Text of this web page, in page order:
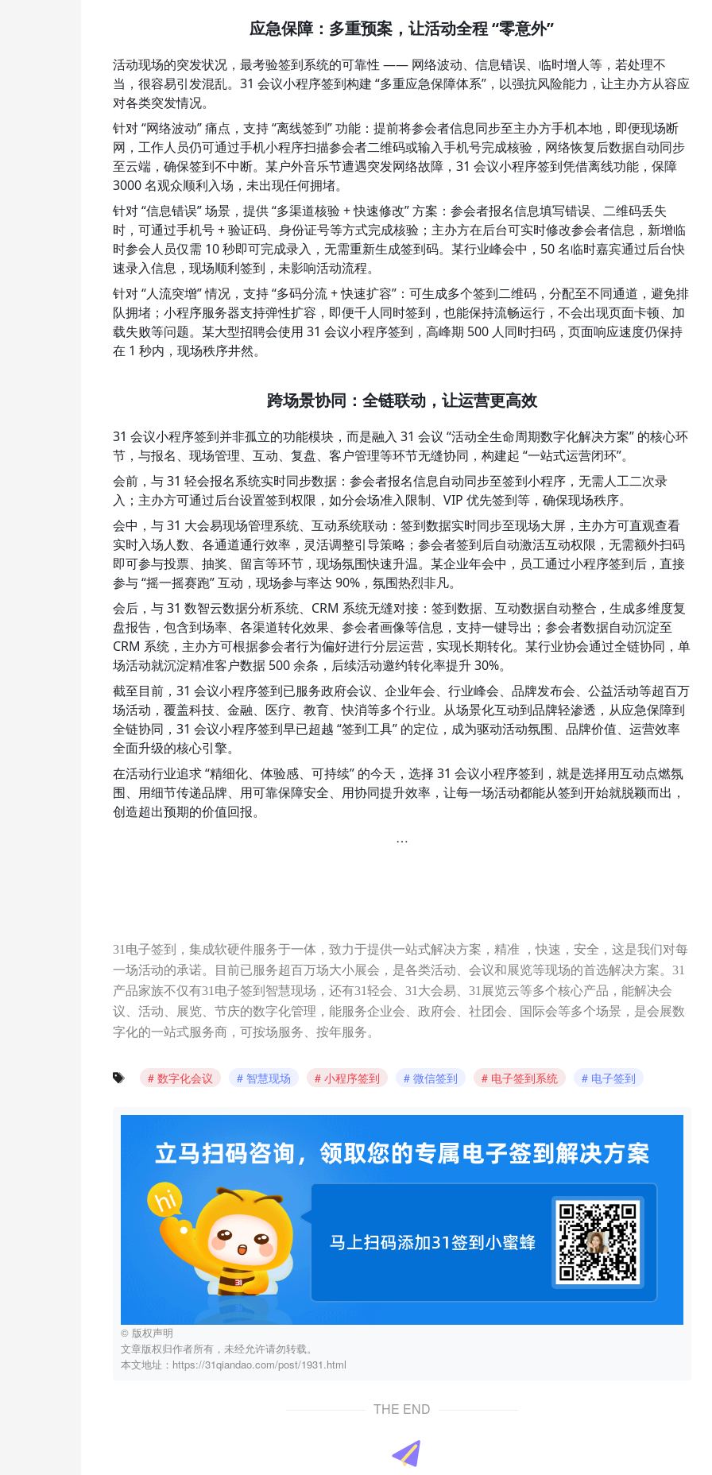
应急保障：多重预案，让活动全程 “零意外”
活动现场的突发状况，最考验签到系统的可靠性 —— 网络波动、信息错误、临时增人等，若处理不
当，很容易引发混乱。31 会议小程序签到构建 “多重应急保障体系”，以强抗风险能力，让主办方从容应
对各类突发情况。
针对 “网络波动” 痛点，支持 “离线签到” 功能：提前将参会者信息同步至主办方手机本地，即便现场断
网，工作人员仍可通过手机小程序扫描参会者二维码或输入手机号完成核验，网络恢复后数据自动同步
至云端，确保签到不中断。某户外音乐节遭遇突发网络故障，31 会议小程序签到凭借离线功能，保障
3000 名观众顺利入场，未出现任何拥堵。
针对 “信息错误” 场景，提供 “多渠道核验 + 快速修改” 方案：参会者报名信息填写错误、二维码丢失
时，可通过手机号 + 验证码、身份证号等方式完成核验；主办方在后台可实时修改参会者信息，新增临
时参会人员仅需 10 秒即可完成录入，无需重新生成签到码。某行业峰会中，50 名临时嘉宾通过后台快
速录入信息，现场顺利签到，未影响活动流程。
针对 “人流突增” 情况，支持 “多码分流 + 快速扩容”：可生成多个签到二维码，分配至不同通道，避免排
队拥堵；小程序服务器支持弹性扩容，即便千人同时签到，也能保持流畅运行，不会出现页面卡顿、加
载失败等问题。某大型招聘会使用 31 会议小程序签到，高峰期 500 人同时扫码，页面响应速度仍保持
在 1 秒内，现场秩序井然。
跨场景协同：全链联动，让运营更高效
31 会议小程序签到并非孤立的功能模块，而是融入 31 会议 “活动全生命周期数字化解决方案” 的核心环
节，与报名、现场管理、互动、复盘、客户管理等环节无缝协同，构建起 “一站式运营闭环”。
会前，与 31 轻会报名系统实时同步数据：参会者报名信息自动同步至签到小程序，无需人工二次录
入；主办方可通过后台设置签到权限，如分会场准入限制、VIP 优先签到等，确保现场秩序。
会中，与 31 大会易现场管理系统、互动系统联动：签到数据实时同步至现场大屏，主办方可直观查看
实时入场人数、各通道通行效率，灵活调整引导策略；参会者签到后自动激活互动权限，无需额外扫码
即可参与投票、抽奖、留言等环节，现场氛围快速升温。某企业年会中，员工通过小程序签到后，直接
参与 “摇一摇赛跑” 互动，现场参与率达 90%，氛围热烈非凡。
会后，与 31 数智云数据分析系统、CRM 系统无缝对接：签到数据、互动数据自动整合，生成多维度复
盘报告，包含到场率、各渠道转化效果、参会者画像等信息，支持一键导出；参会者数据自动沉淀至
CRM 系统，主办方可根据参会者行为偏好进行分层运营，实现长期转化。某行业协会通过全链协同，单
场活动就沉淀精准客户数据 500 余条，后续活动邀约转化率提升 30%。
截至目前，31 会议小程序签到已服务政府会议、企业年会、行业峰会、品牌发布会、公益活动等超百万
场活动，覆盖科技、金融、医疗、教育、快消等多个行业。从场景化互动到品牌轻渗透，从应急保障到
全链协同，31 会议小程序签到早已超越 “签到工具” 的定位，成为驱动活动氛围、品牌价值、运营效率
全面升级的核心引擎。
在活动行业追求 “精细化、体验感、可持续” 的今天，选择 31 会议小程序签到，就是选择用互动点燃氛
围、用细节传递品牌、用可靠保障安全、用协同提升效率，让每一场活动都能从签到开始就脱颖而出，
创造超出预期的价值回报。
…
31电子签到，集成软硬件服务于一体，致力于提供一站式解决方案，精准 ，快速，安全，这是我们对每
一场活动的承诺。目前已服务超百万场大小展会，是各类活动、会议和展览等现场的首选解决方案。31
产品家族不仅有31电子签到智慧现场，还有31轻会、31大会易、31展览云等多个核心产品，能解决会
议、活动、展览、节庆的数字化管理，能服务企业会、政府会、社团会、国际会等多个场景，是会展数
字化的一站式服务商，可按场服务、按年服务。
数字化会议 智慧现场 小程序签到 微信签到 电子签到系统 电子签到
© 版权声明
文章版权归作者所有，未经允许请勿转载。
本文地址：https://31qiandao.com/post/1931.html
THE END